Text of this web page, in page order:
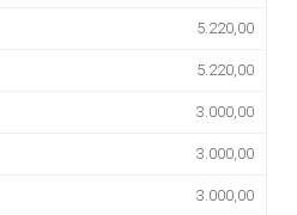
5.220,00
5.220,00
3.000,00
3.000,00
3.000,00